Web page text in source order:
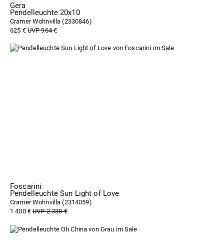
Gera
Pendelleuchte 20x10
Cramer Wohnvilla (2330846)
625 €UVP 964 €
Foscarini
Pendelleuchte Sun Light of Love
Cramer Wohnvilla (2314059)
1.400 €UVP 2.338 €